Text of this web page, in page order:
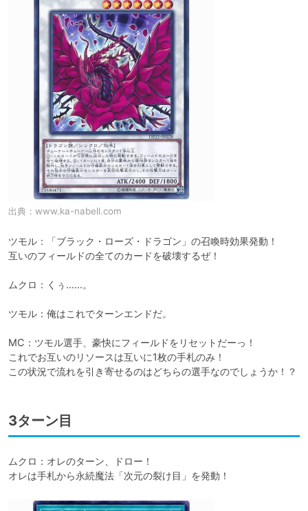
出典： www.ka-nabell.com
ツモル：「ブラック・ローズ・ドラゴン」の召喚時効果発動！
互いのフィールドの全てのカードを破壊するぜ！
ムクロ：くぅ……。
ツモル：俺はこれでターンエンドだ。
MC：ツモル選手、豪快にフィールドをリセットだーっ！
これでお互いのリソースは互いに1枚の手札のみ！
この状況で流れを引き寄せるのはどちらの選手なのでしょうか！？
3ターン目
ムクロ：オレのターン、ドロー！
オレは手札から永続魔法「次元の裂け目」を発動！